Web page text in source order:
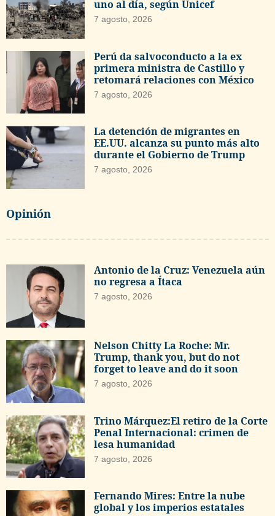
uno al día, según Unicef
7 agosto, 2026
Perú da salvoconducto a la ex
primera ministra de Castillo y
retomará relaciones con México
7 agosto, 2026
La detención de migrantes en
EE.UU. alcanza su punto más alto
durante el Gobierno de Trump
7 agosto, 2026
Opinión
Antonio de la Cruz: Venezuela aún
no regresa a Ítaca
7 agosto, 2026
Nelson Chitty La Roche: Mr.
Trump, thank you, but do not
forget to leave and do it soon
7 agosto, 2026
Trino Márquez:El retiro de la Corte
Penal Internacional: crimen de
lesa humanidad
7 agosto, 2026
Fernando Mires: Entre la nube
global y los imperios estatales